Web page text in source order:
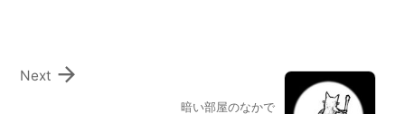
暗い部屋のなかで

Next